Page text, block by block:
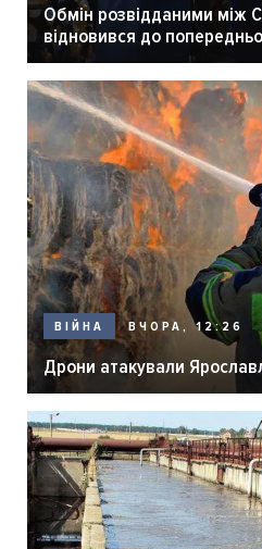
Обмін розвідданими між
відновився до
ВІЙНА ВЧОРА, 12:26
Дрони атакували